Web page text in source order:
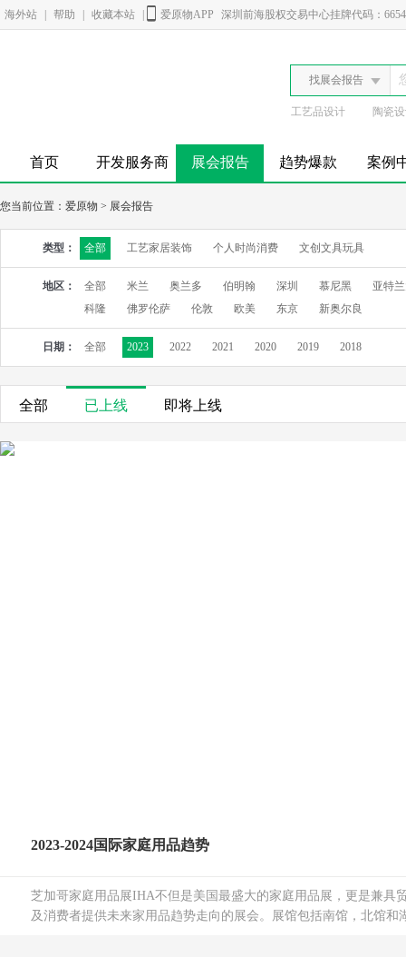
海外站 帮助 收藏本站 爱原物APP 深圳前海股权交易中心挂牌代码：
找展会报告
工艺品设计 陶瓷
首页 开发服务商 展会报告 趋势爆款 案例
您当前位置： 爱原物 > 展会报告
类型： 全部 工艺家居装饰 个人时尚消费 文创文具玩具
地区： 全部 米兰 奥兰多 伯明翰 深圳 慕尼黑
亚特
科隆
佛罗伦萨 伦敦 欧美 东京 新奥尔良
日期： 全部 2023 2022 2021 2020 2019 2018
全部 已上线 即将上线
2023-2024国际家庭用品趋势
芝加哥家庭用品展IHA不但是美国最盛大的家庭用品展，更是兼具
及消费者提供未来家用品趋势走向的展会。展馆包括南馆，北馆和